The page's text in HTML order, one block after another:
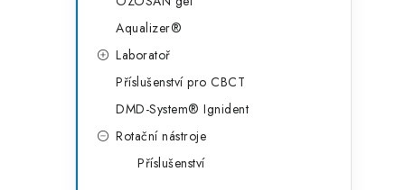
Aqualizer®
Laboratoř
Příslušenství pro CBCT
DMD-System® Ignident
Rotační nástroje
Příslušenství